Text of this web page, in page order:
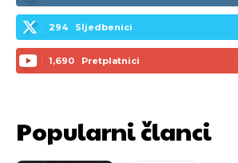
294 Sljedbenici
1,690 Pretplatnici
Popularni članci